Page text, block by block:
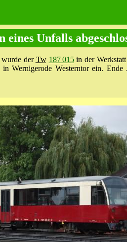
Unfalls
der Tw 187 015in der
Wernigerode Westerntor ein.